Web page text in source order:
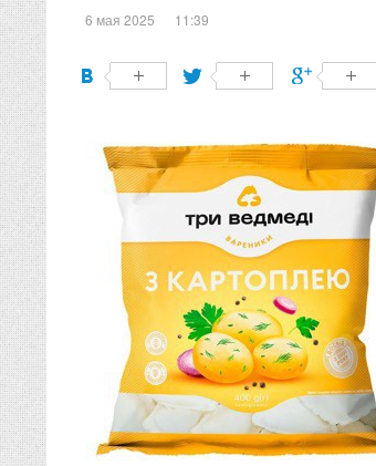
6 мая 2025 11:39